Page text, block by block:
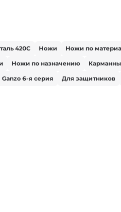
420С Ножи Ножи по
Ножи по назначению
6-я серия Для защитников